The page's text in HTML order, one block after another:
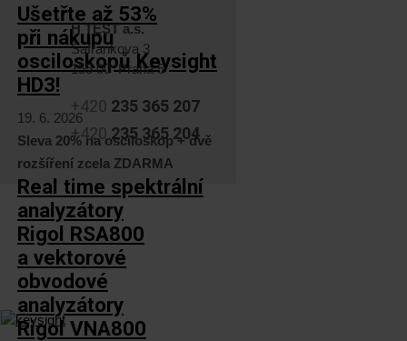
Ušetřte až 53%
při nákupu
osciloskopů Keysight
HD3!
19. 6. 2026
Sleva 20% na osciloskop + dvě
rozšíření zcela ZDARMA
Real time spektrální
analyzátory
Rigol RSA800
a vektorové
obvodové
analyzátory
Rigol VNA800
H TEST a.s.
Šafránkova 3
155 00 Praha 5
+420 235 365 207
+420 235 365 204